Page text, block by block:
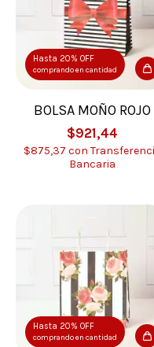
Hasta 20% OFF
comprando en cantidad
BOLSA MOÑO ROJO
$921,44
$875,37 con
Bancaria
Hasta 20% OFF
comprando en cantidad